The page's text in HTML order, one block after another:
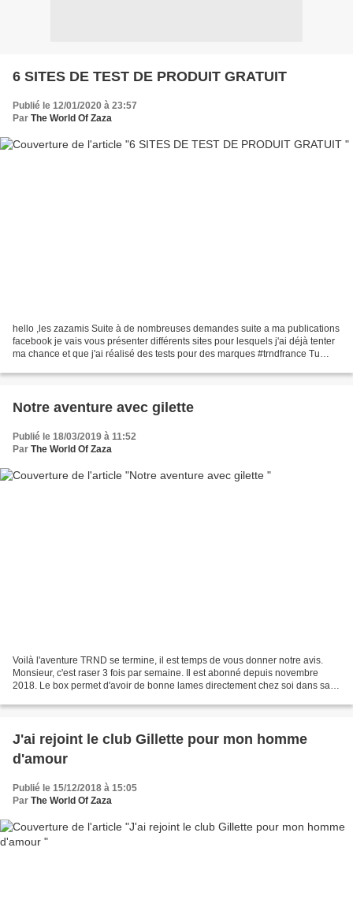
6 SITES DE TEST DE PRODUIT GRATUIT
Publié le 12/01/2020 à 23:57
Par The World Of Zaza
hello ,les zazamis Suite à de nombreuses demandes suite a ma publications
facebook je vais vous présenter différents sites pour lesquels j'ai déjà tenter
ma chance et que j'ai réalisé des tests pour des marques #trndfrance Tu
Notre aventure avec gilette
Publié le 18/03/2019 à 11:52
Par The World Of Zaza
Voilà l'aventure TRND se termine, il est temps de vous donner notre avis.
Monsieur, c'est raser 3 fois par semaine. Il est abonné depuis novembre
2018. Le box permet d'avoir de bonne lames directement chez soi dans sa
J'ai rejoint le club Gillette pour mon homme
d'amour
Publié le 15/12/2018 à 15:05
Par The World Of Zaza